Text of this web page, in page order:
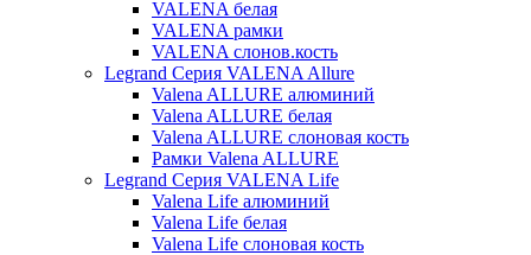
VALENA белая
VALENA рамки
VALENA слонов.кость
Legrand Серия VALENA Allure
Valena ALLURE алюминий
Valena ALLURE белая
Valena ALLURE слоновая кость
Рамки Valena ALLURE
Legrand Серия VALENA Life
Valena Life алюминий
Valena Life белая
Valena Life слоновая кость